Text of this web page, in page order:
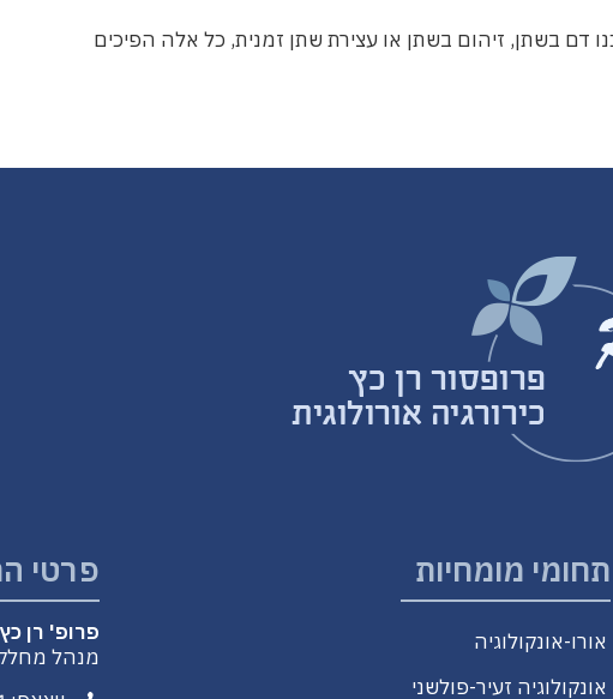
דם בשתן, זיהום בשתן או עצירת שתן זמנית, כל אלה הפיכים
תחומי מומחיות
אורו-אונקולוגיה
אונקולוגיה זעיר-פולשני
פרטי
פרופ' רן כץ
מנהל